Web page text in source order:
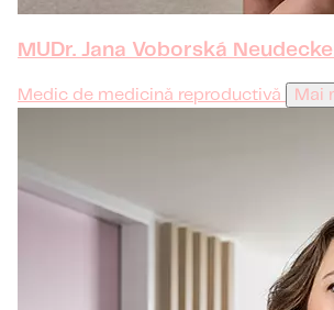
MUDr. Jana Voborská
Medic de medicină reproductivă Mai